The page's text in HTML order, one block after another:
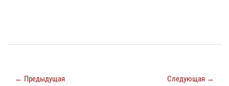
← Предыдущая Следующая →